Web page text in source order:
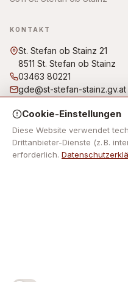
KONTAKT
St. Stefan ob Stainz 21
8511 St. Stefan ob Stainz
03463 80221
gde@st-stefan-stainz.gv.at
07:30 Uhr bis 12:00 Uhr
Uhr und von 14:00 Uhr bis
Parteienverkehr!
Cookie-Einstellungen
Diese Website verwendet
Drittanbieter-Dienste (z. B.
erforderlich.